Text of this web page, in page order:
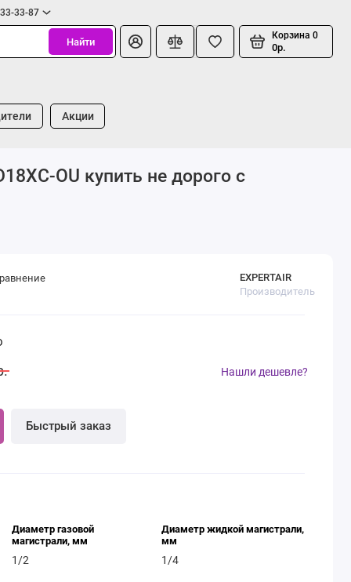
33-87
Найти
Корзина 0
0р.
Акции
OU купить не дорого с
EXPERTAIR
Производитель
Быстрый заказ
Нашли дешевле?
Диаметр газовой
магистрали, мм
1/2
Диаметр жидкой магистрали,
мм
1/4